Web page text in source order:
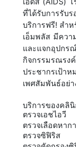
ที่ได้รับการรับ
บริการฟรี! สำห
เอ็มพลัส มีควา
และแจกอุปกร
กิจกรรมรณรง
ประชากรเป้าห
เพศสัมพันธ์อย่
บริการของคลิ
ตรวจเอชไอวี
ตรวจเลือดหาก
ตรวจซิฟิริส